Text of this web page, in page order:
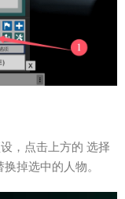
，点击上方的 选择
掉选中的人物。